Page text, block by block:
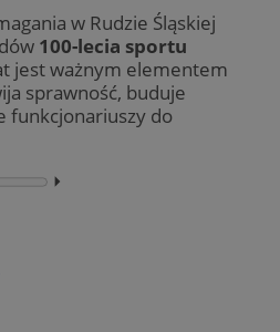
w Rudzie Śląskiej
100-lecia sportu
jest ważnym elementem
sprawność, buduje
funkcjonariuszy do
⏵︎